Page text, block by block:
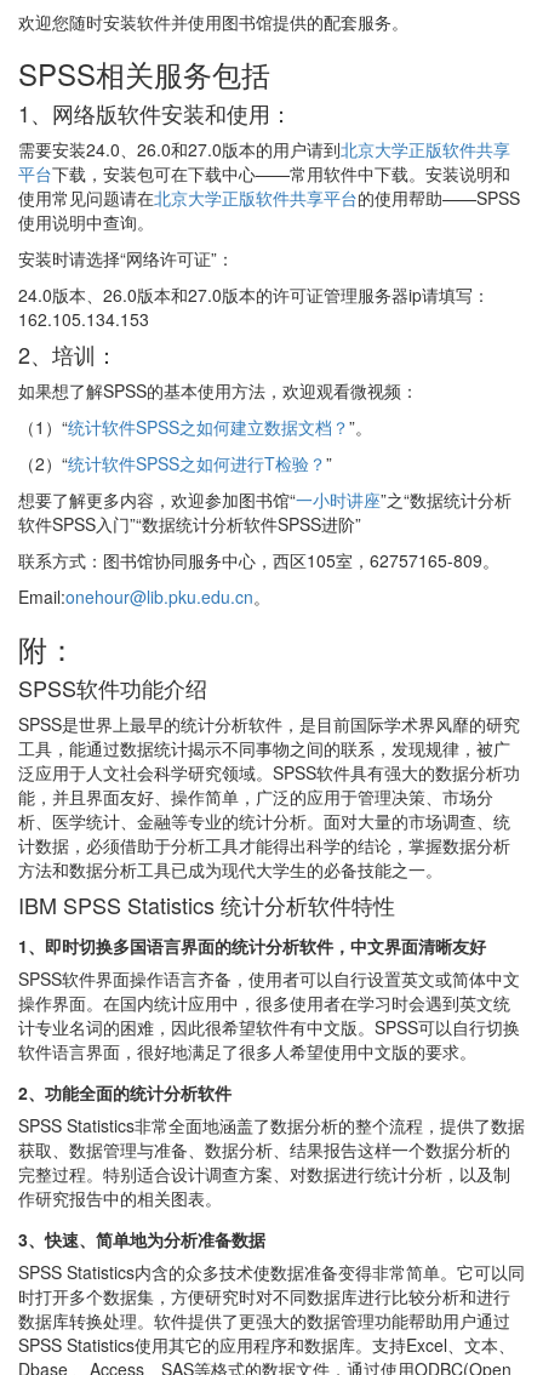
欢迎您随时安装软件并使用图书馆提供的配套服务。
SPSS相关服务包括
1、网络版软件安装和使用：
需要安装24.0、26.0和27.0版本的用户请到北京大学正版软件共享
平台下载，安装包可在下载中心——常用软件中下载。安装说明和
使用常见问题请在北京大学正版软件共享平台的使用帮助——SPSS
使用说明中查询。
安装时请选择“网络许可证”：
24.0版本、26.0版本和27.0版本的许可证管理服务器ip请填写：
162.105.134.153
2、培训：
如果想了解SPSS的基本使用方法，欢迎观看微视频：
（1）“统计软件SPSS之如何建立数据文档？”。
（2）“统计软件SPSS之如何进行T检验？”
想要了解更多内容，欢迎参加图书馆“一小时讲座”之“数据统计分析
软件SPSS入门”“数据统计分析软件SPSS进阶”
联系方式：图书馆协同服务中心，西区105室，62757165-809。
Email:onehour@lib.pku.edu.cn。
附：
SPSS软件功能介绍
SPSS是世界上最早的统计分析软件，是目前国际学术界风靡的研究
工具，能通过数据统计揭示不同事物之间的联系，发现规律，被广
泛应用于人文社会科学研究领域。SPSS软件具有强大的数据分析功
能，并且界面友好、操作简单，广泛的应用于管理决策、市场分
析、医学统计、金融等专业的统计分析。面对大量的市场调查、统
计数据，必须借助于分析工具才能得出科学的结论，掌握数据分析
方法和数据分析工具已成为现代大学生的必备技能之一。
IBM SPSS Statistics 统计分析软件特性
1、即时切换多国语言界面的统计分析软件，中文界面清晰友好
SPSS软件界面操作语言齐备，使用者可以自行设置英文或简体中文
操作界面。在国内统计应用中，很多使用者在学习时会遇到英文统
计专业名词的困难，因此很希望软件有中文版。SPSS可以自行切换
软件语言界面，很好地满足了很多人希望使用中文版的要求。
2、功能全面的统计分析软件
SPSS Statistics非常全面地涵盖了数据分析的整个流程，提供了数据
获取、数据管理与准备、数据分析、结果报告这样一个数据分析的
完整过程。特别适合设计调查方案、对数据进行统计分析，以及制
作研究报告中的相关图表。
3、快速、简单地为分析准备数据
SPSS Statistics内含的众多技术使数据准备变得非常简单。它可以同
时打开多个数据集，方便研究时对不同数据库进行比较分析和进行
数据库转换处理。软件提供了更强大的数据管理功能帮助用户通过
SPSS Statistics使用其它的应用程序和数据库。支持Excel、文本、
Dbase 、Access、SAS等格式的数据文件，通过使用ODBC(Open